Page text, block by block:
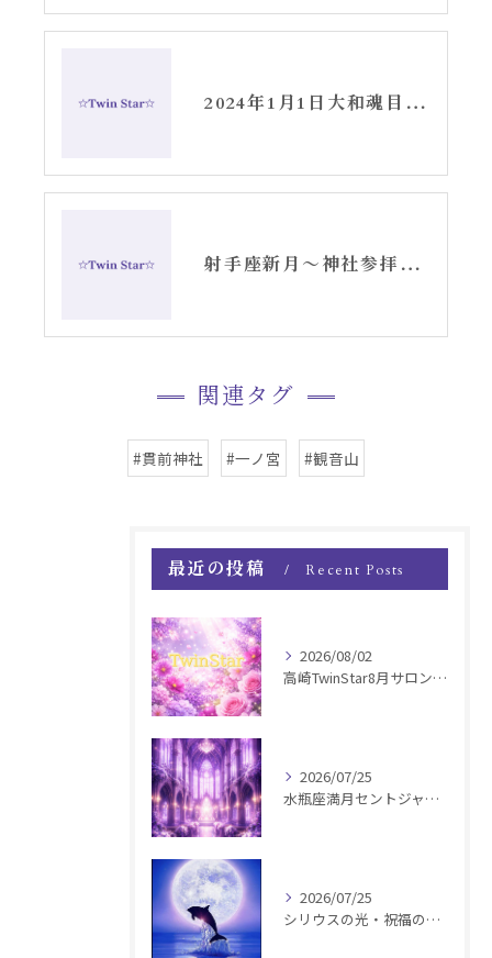
2024年1月1日大和魂目覚めよ!
射手座新月〜神社参拝〜貫前神社スピリチュアル
関連タグ
#貫前神社 #一ノ宮 #観音山
最近の投稿 Recent Posts
2026/08/02
高崎TwinStar8月サロンお知らせ
2026/07/25
水瓶座満月セントジャーメインGSVF遠隔お知らせ
2026/07/25
シリウスの光・祝福の波動チャージ遠隔お知らせ〜銀河新年〜